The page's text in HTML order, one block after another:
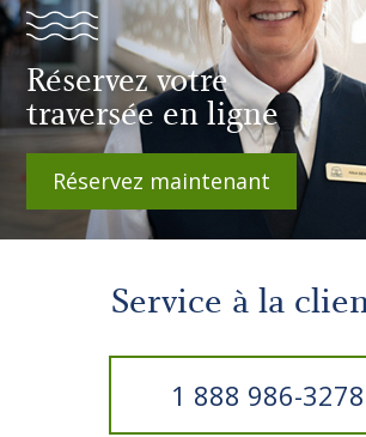
Réservez votre
traversée en ligne
Réservez maintenant
Service à la
1 888 986-3278